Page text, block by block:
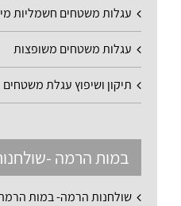
עגלות משטחים חשמליות
עגלות משטחים משופצות
תיקון ושיפוץ עגלת משטחים
במות הרמה -
שולחנות הרמה- במות הרמה